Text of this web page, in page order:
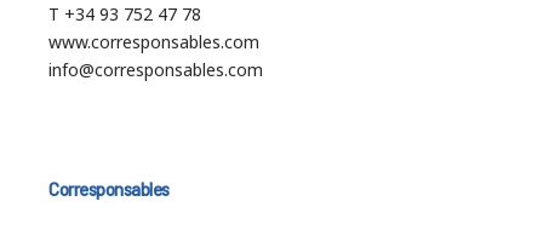
T +34 93 752 47 78
www.corresponsables.com
info@corresponsables.com
Corresponsables